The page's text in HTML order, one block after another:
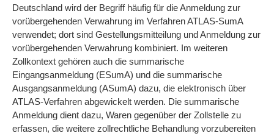
Deutschland wird der Begriff häufig für die Anmeldung zur
vorübergehenden Verwahrung im Verfahren ATLAS-SumA
verwendet; dort sind Gestellungsmitteilung und Anmeldung zur
vorübergehenden Verwahrung kombiniert. Im weiteren
Zollkontext gehören auch die summarische
Eingangsanmeldung (ESumA) und die summarische
Ausgangsanmeldung (ASumA) dazu, die elektronisch über
ATLAS-Verfahren abgewickelt werden. Die summarische
Anmeldung dient dazu, Waren gegenüber der Zollstelle zu
erfassen, die weitere zollrechtliche Behandlung vorzubereiten